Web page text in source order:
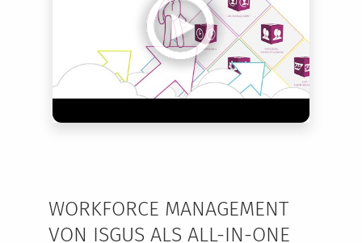
WORKFORCE MANAGEMENT
VON ISGUS ALS ALL-IN-ONE